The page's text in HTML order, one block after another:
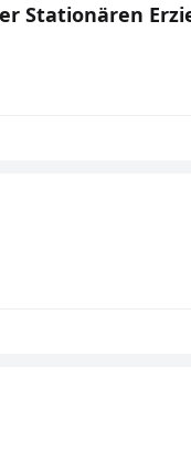
Stationären